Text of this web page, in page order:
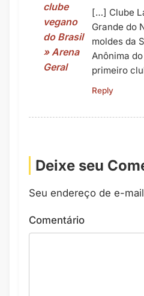
clube
vegano
do Brasil
» Arena
Geral
[…] Clube
Grande do
moldes da
Anônima
primeiro
Reply
Deixe seu
Seu endereço de e-
Comentário